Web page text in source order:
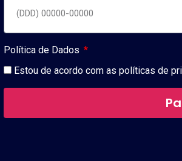
Política de Dados
Estou de acordo com as políticas de